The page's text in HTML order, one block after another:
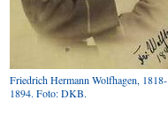
Friedrich Hermann Wolfhagen, 1818-
1894. Foto: DKB.